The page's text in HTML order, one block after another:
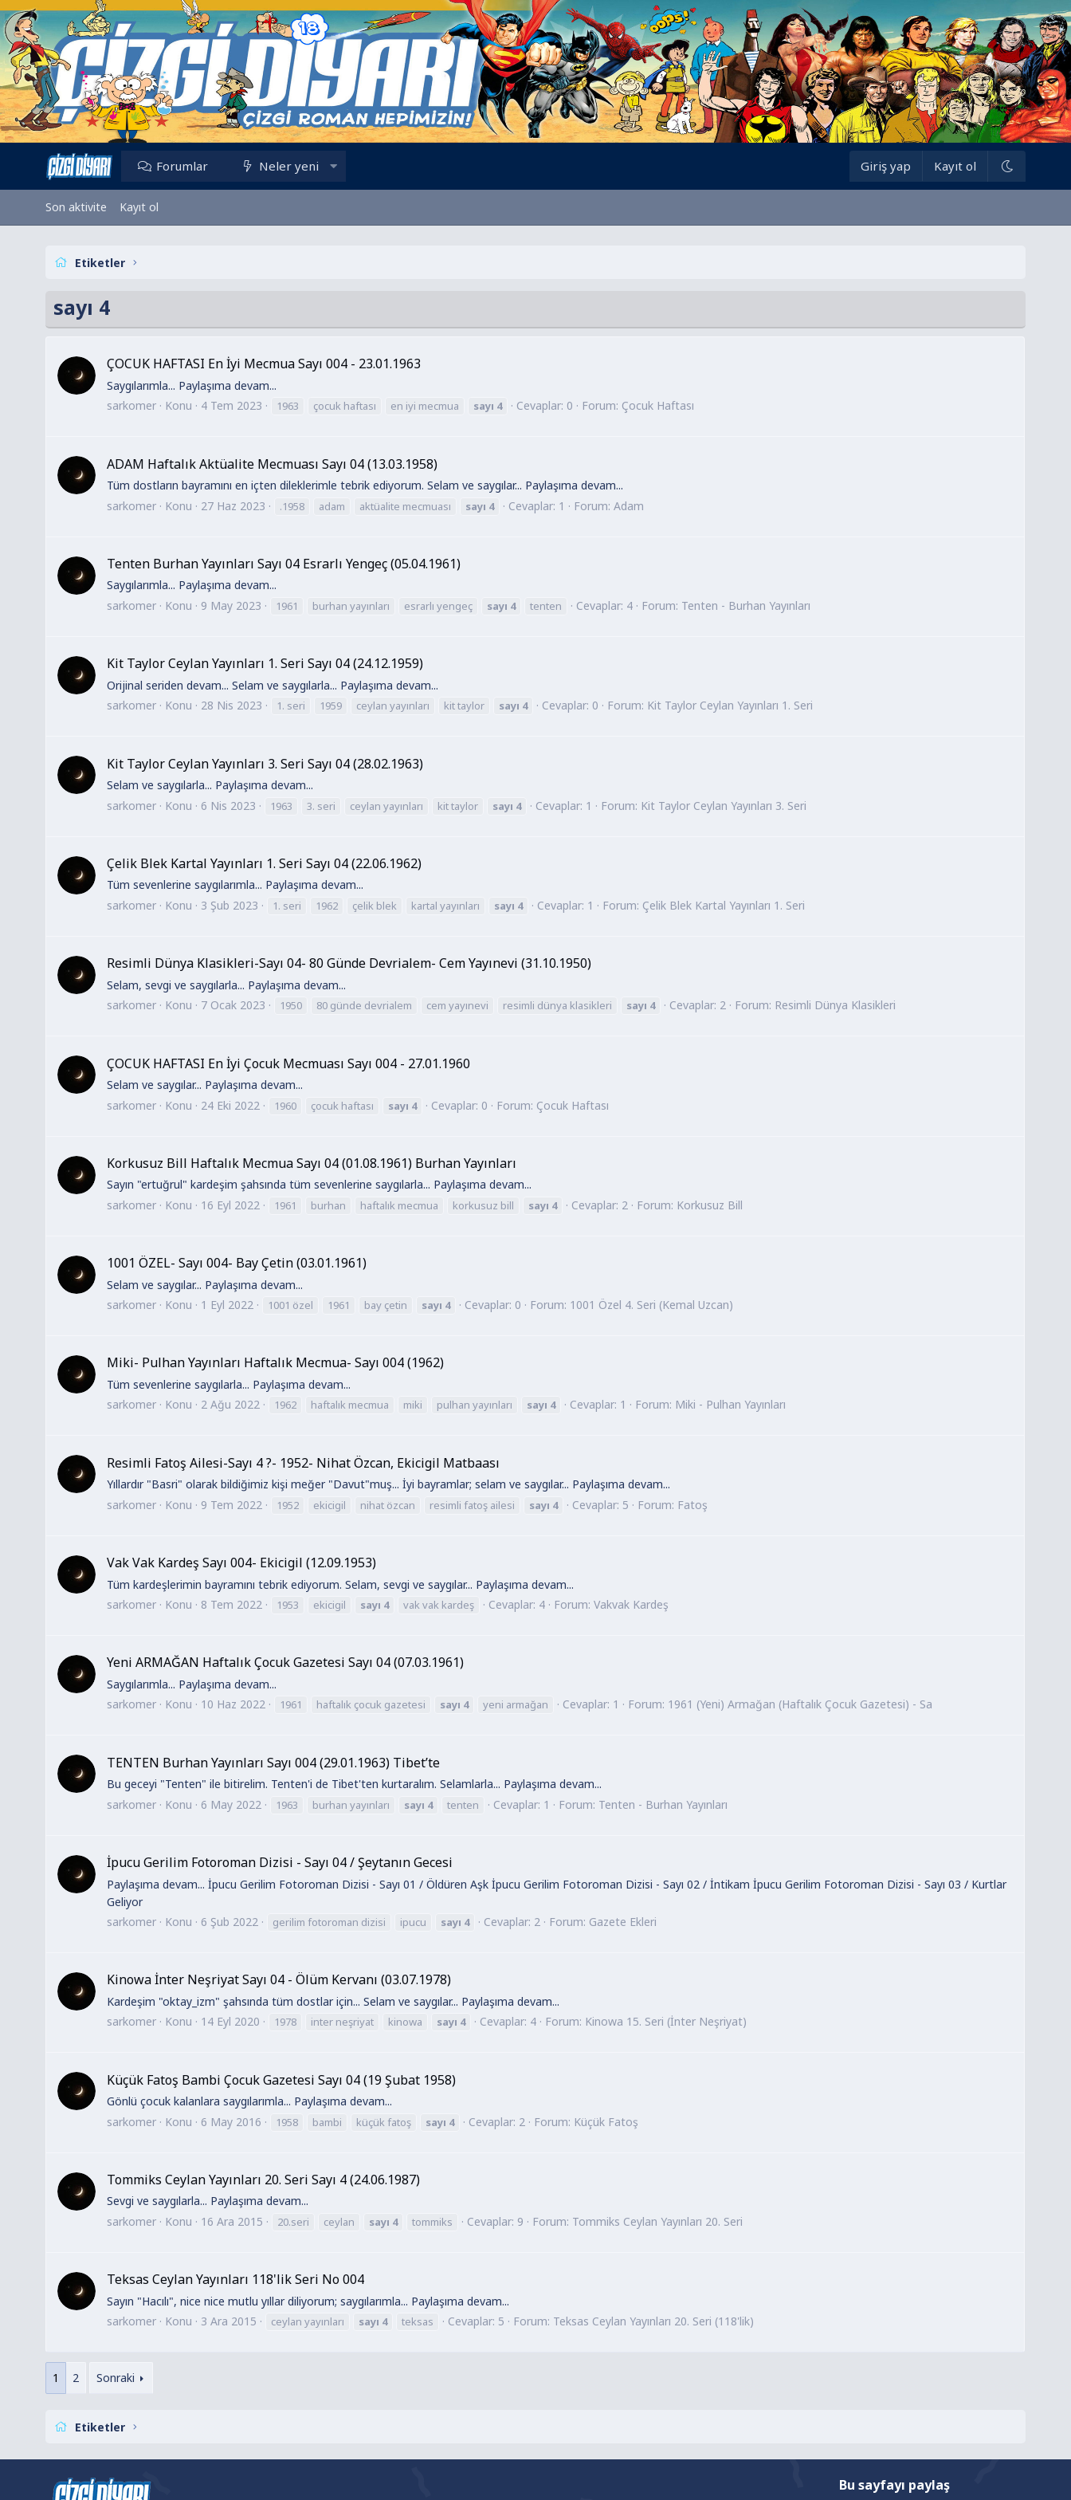
Forumlar Neler yeni Giriş yap Kayıt ol
Son aktivite Kayıt ol
Etiketler
sayı 4
ÇOCUK HAFTASI En İyi Mecmua Sayı 004 - 23.01.1963
Saygılarımla... Paylaşıma devam...
sarkomer
Konu 4 Tem 2023 1963 çocuk haftası en iyi mecmua sayı 4 Cevaplar: 0 Forum: Çocuk Haftası
ADAM Haftalık Aktüalite Mecmuası Sayı 04 (13.03.1958)
Tüm dostların bayramını en içten dileklerimle tebrik ediyorum. Selam ve saygılar... Paylaşıma devam...
sarkomer
Konu 27 Haz 2023 .1958 adam aktüalite mecmuası sayı 4 Cevaplar: 1 Forum:Adam
Tenten Burhan Yayınları Sayı 04 Esrarlı Yengeç (05.04.1961)
Saygılarımla... Paylaşıma devam...
sarkomer
Konu 9 May 2023 1961 burhan yayınları esrarlı yengeç sayı 4 tenten Cevaplar: 4 Forum: Tenten - Burhan Yayınları
Kit Taylor Ceylan Yayınları 1. Seri Sayı 04 (24.12.1959)
Orijinal seriden devam... Selam ve saygılarla... Paylaşıma devam...
sarkomer
Konu 28 Nis 2023 1. seri 1959 ceylan yayınları kit taylor sayı 4 Cevaplar: 0 Forum: Kit Taylor Ceylan Yayınları 1. Seri
Kit Taylor Ceylan Yayınları 3. Seri Sayı 04 (28.02.1963)
Selam ve saygılarla... Paylaşıma devam...
sarkomer
Konu 6 Nis 2023 1963 3. seri ceylan yayınları kit taylor sayı 4 Cevaplar: 1 Forum: Kit Taylor Ceylan Yayınları 3. Seri
Çelik Blek Kartal Yayınları 1. Seri Sayı 04 (22.06.1962)
Tüm sevenlerine saygılarımla... Paylaşıma devam...
sarkomer
Konu 3 Şub 2023 1. seri 1962 çelik blek kartal yayınları sayı 4 Cevaplar: 1 Forum: Çelik Blek Kartal Yayınları 1. Seri
Resimli Dünya Klasikleri-Sayı 04- 80 Günde Devrialem- Cem Yayınevi (31.10.1950)
Selam, sevgi ve saygılarla... Paylaşıma devam...
sarkomer
Konu 7 Ocak 2023 1950 80 günde devrialem cem yayınevi resimli dünya klasikleri sayı 4 Cevaplar: 2 Forum: Resimli Dünya Klasikleri
ÇOCUK HAFTASI En İyi Çocuk Mecmuası Sayı 004 - 27.01.1960
Selam ve saygılar... Paylaşıma devam...
sarkomer
Konu 24 Eki 2022 1960 çocuk haftası sayı 4 Cevaplar: 0 Forum: Çocuk Haftası
Korkusuz Bill Haftalık Mecmua Sayı 04 (01.08.1961) Burhan Yayınları
Sayın "ertuğrul" kardeşim şahsında tüm sevenlerine saygılarla... Paylaşıma devam...
sarkomer
Konu 16 Eyl 2022 1961 burhan haftalık mecmua korkusuz bill sayı 4 Cevaplar: 2 Forum: Korkusuz Bill
1001 ÖZEL- Sayı 004- Bay Çetin (03.01.1961)
Selam ve saygılar... Paylaşıma devam...
sarkomer
Konu 1 Eyl 2022 1001 özel 1961 bay çetin sayı 4 Cevaplar: 0 Forum: 1001 Özel 4. Seri (Kemal Uzcan)
Miki- Pulhan Yayınları Haftalık Mecmua- Sayı 004 (1962)
Tüm sevenlerine saygılarla... Paylaşıma devam...
sarkomer
Konu 2 Ağu 2022 1962 haftalık mecmua miki pulhan yayınları sayı 4 Cevaplar: 1 Forum: Miki - Pulhan Yayınları
Resimli Fatoş Ailesi-Sayı 4 ?- 1952- Nihat Özcan, Ekicigil Matbaası
Yıllardır "Basri" olarak bildiğimiz kişi meğer "Davut"muş... İyi bayramlar; selam ve saygılar... Paylaşıma devam...
sarkomer
Konu 9 Tem 2022 1952 ekicigil nihat özcan resimli fatoş ailesi sayı 4 Cevaplar: 5 Forum: Fatoş
Vak Vak Kardeş Sayı 004- Ekicigil (12.09.1953)
Tüm kardeşlerimin bayramını tebrik ediyorum. Selam, sevgi ve saygılar... Paylaşıma devam...
sarkomer
Konu 8 Tem 2022 1953 ekicigil sayı 4 vak vak kardeş Cevaplar: 4 Forum:Vakvak Kardeş
Yeni ARMAĞAN Haftalık Çocuk Gazetesi Sayı 04 (07.03.1961)
Saygılarımla... Paylaşıma devam...
sarkomer
Konu 10 Haz 2022 1961 haftalık çocuk gazetesi sayı 4 yeni armağan Cevaplar: 1 Forum: 1961 (Yeni) Armağan (Haftalık Çocuk Gazetesi) - Sa
TENTEN Burhan Yayınları Sayı 004 (29.01.1963) Tibet’te
Bu geceyi "Tenten" ile bitirelim. Tenten'i de Tibet'ten kurtaralım. Selamlarla... Paylaşıma devam...
sarkomer
Konu 6 May 2022 1963 burhan yayınları sayı 4 tenten Cevaplar: 1 Forum: Tenten - Burhan Yayınları
İpucu Gerilim Fotoroman Dizisi - Sayı 04 / Şeytanın Gecesi
Paylaşıma devam... İpucu Gerilim Fotoroman Dizisi - Sayı 01 / Öldüren Aşk İpucu Gerilim Fotoroman Dizisi - Sayı 02 / İntikam İpucu Gerilim Fotoroman Dizisi - Sayı 03 / Kurtlar
Geliyor
sarkomer
Konu 6 Şub 2022 gerilim fotoroman dizisi ipucu sayı 4 Cevaplar: 2 Forum: Gazete Ekleri
Kinowa İnter Neşriyat Sayı 04 - Ölüm Kervanı (03.07.1978)
Kardeşim "oktay_izm" şahsında tüm dostlar için... Selam ve saygılar... Paylaşıma devam...
sarkomer
Konu 14 Eyl 2020 1978 inter neşriyat kinowa sayı 4 Cevaplar: 4 Forum: Kinowa 15. Seri (İnter Neşriyat)
Küçük Fatoş Bambi Çocuk Gazetesi Sayı 04 (19 Şubat 1958)
Gönlü çocuk kalanlara saygılarımla... Paylaşıma devam...
sarkomer
Konu 6 May 2016 1958 bambi küçük fatoş sayı 4 Cevaplar: 2 Forum: Küçük Fatoş
Tommiks Ceylan Yayınları 20. Seri Sayı 4 (24.06.1987)
Sevgi ve saygılarla... Paylaşıma devam...
sarkomer
Konu 16 Ara 2015 20.seri ceylan sayı 4 tommiks Cevaplar: 9 Forum: Tommiks Ceylan Yayınları 20. Seri
Teksas Ceylan Yayınları 118'lik Seri No 004
Sayın "Hacılı", nice nice mutlu yıllar diliyorum; saygılarımla... Paylaşıma devam...
sarkomer
Konu 3 Ara 2015 ceylan yayınları sayı 4 teksas Cevaplar: 5 Forum: Teksas Ceylan Yayınları 20. Seri (118'lik)
1 2 Sonraki
Etiketler
Bu sayfayı paylaş